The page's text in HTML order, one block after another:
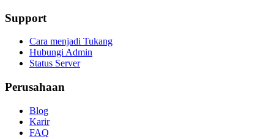
Support
Cara menjadi Tukang
Hubungi Admin
Status Server
Perusahaan
Blog
Karir
FAQ